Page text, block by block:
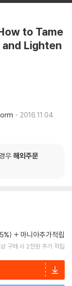
to Tame
Lighten
2016.11.04.
우 해외주문
마니아추가적립
구매 시 2천원 추가 적립